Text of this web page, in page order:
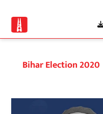
Bihar Election 2020